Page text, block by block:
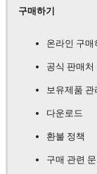
구매하기
온라인 구매
공식 판매처
보유제품 관
다운로드
환불 정책
구매 관련